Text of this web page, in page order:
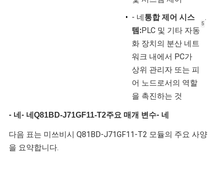
• - 네 통합 제어 시스
템:PLC 및 기타 자동
화 장치의 분산 네트
워크 내에서 PC가
상위 관리자 또는 피
어 노드로서의 역할
을 촉진하는 것
5
.
- 네 - 네 Q81BD-J71GF11-T2주요 매개 변수- 네
다음 표는 미쓰비시 Q81BD-J71GF11-T2 모듈의 주요 사양
을 요약합니다.